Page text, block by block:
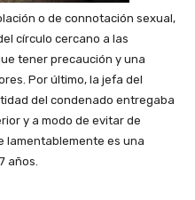
o de connotación sexual,
círculo cercano a las
tener precaución y una
Por último, la jefa del
del condenado entregaba
y a modo de evitar de
lamentablemente es una
años.